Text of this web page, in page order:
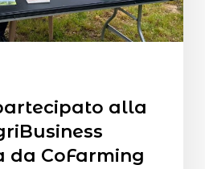
alla
da CoFarming